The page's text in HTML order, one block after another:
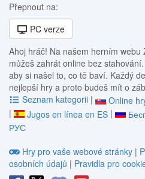
Přepnout na:
PC verze
Ahoj hráč! Na našem herním webu
můžeš zahrát online bez
aby si našel to, co tě baví. Každý
nejlepší hry a proto budeš mít o
Seznam kategorii | Online
|
Jugos en línea en ES |
РУС
Hry pro vaše webové stránky |
osobních údajů | Pravidla pro